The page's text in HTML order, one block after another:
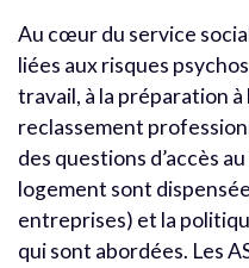
Au cœur du service
liées aux risques
travail, à la préparation
reclassement
des questions d’accès
logement sont
entreprises) et la
qui sont abordées. Les